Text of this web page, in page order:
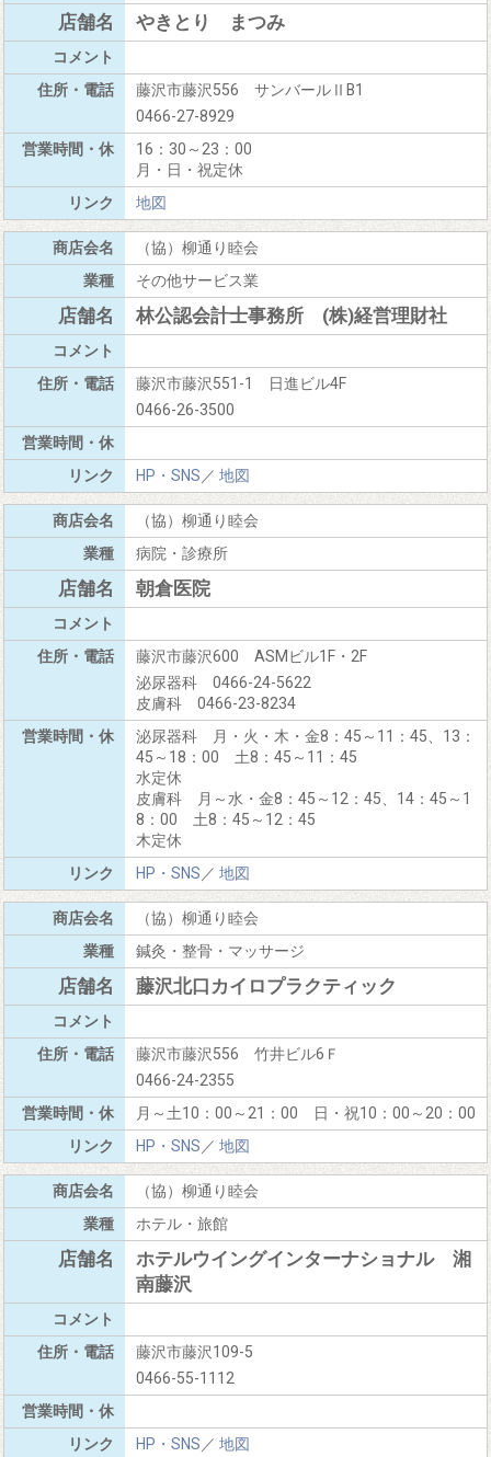
やきとり まつみ
藤沢市藤沢556 サンバールⅡB1
0466-27-8929
16：30～23：00
月・日・祝定休
地図
（協）柳通り睦会
その他サービス業
林公認会計士事務所 (株)経営理財社
藤沢市藤沢551-1 日進ビル4F
0466-26-3500
HP・SNS／ 地図
（協）柳通り睦会
病院・診療所
朝倉医院
藤沢市藤沢600 ASMビル1F・2F
泌尿器科 0466-24-5622
皮膚科 0466-23-8234
泌尿器科 月・火・木・金8：45～11：45、13：
45～18：00 土8：45～11：45
水定休
皮膚科 月～水・金8：45～12：45、14：45～1
8：00 土8：45～12：45
木定休
HP・SNS／ 地図
（協）柳通り睦会
鍼灸・整骨・マッサージ
藤沢北口カイロプラクティック
藤沢市藤沢556 竹井ビル6Ｆ
0466-24-2355
月～土10：00～21：00 日・祝10：00～20：00
HP・SNS／ 地図
（協）柳通り睦会
ホテル・旅館
ホテルウイングインターナショナル 湘
南藤沢
藤沢市藤沢109-5
0466-55-1112
HP・SNS／ 地図